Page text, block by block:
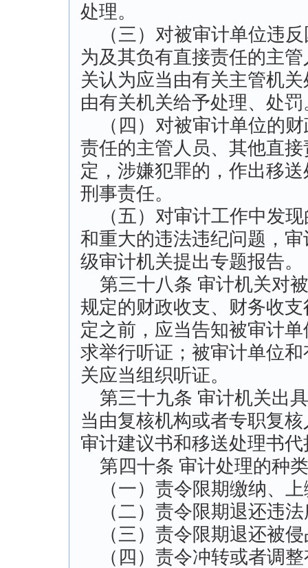
处理。
（三）对被审计单位违反
为及其负有直接责任的主
关认为应当由有关主管机
由有关机关给予处理、处罚
（四）对被审计单位的财
责任的主管人员、其他直
定，涉嫌犯罪的，作出移
刑事责任。
（五）对审计工作中发现
和重大的违法违纪问题，
级审计机关提出专题报告。
第三十八条 审计机关对
规定的财政收支、财务收
定之前，应当告知被审计
求举行听证；被审计单位
关应当组织听证。
第三十九条 审计机关出
当由复核机构或者专职复
审计建议书和移送处理书
第四十条 审计处理的种
（一）责令限期缴纳、上
（二）责令限期退还违法
（三）责令限期退还被侵
（四）责令冲转或者调整